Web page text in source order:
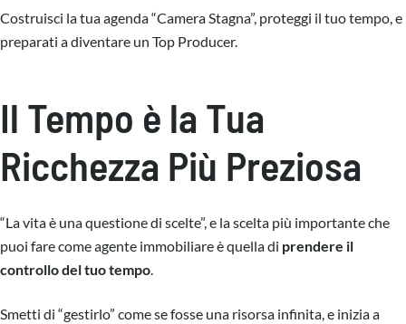
Costruisci la tua agenda “Camera Stagna”, proteggi il tuo tempo, e
preparati a diventare un Top Producer.
Il Tempo è la Tua
Ricchezza Più Preziosa
“La vita è una questione di scelte”, e la scelta più importante che
puoi fare come agente immobiliare è quella di prendere il
controllo del tuo tempo
Smetti di “gestirlo” come se fosse una risorsa infinita, e inizia a